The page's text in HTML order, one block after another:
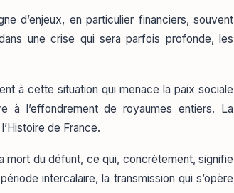
d’enjeux, en particulier financiers, souvent
une crise qui sera parfois profonde, les
à cette situation qui menace la paix sociale
à l’effondrement de royaumes entiers. La
de France.
mort du défunt, ce qui, concrètement, signifie
intercalaire, la transmission qui s’opère